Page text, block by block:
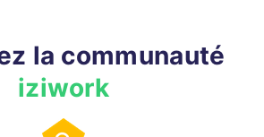
la communauté
iziwork